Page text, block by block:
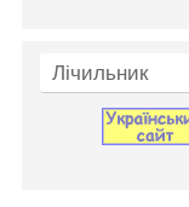
Лічильник